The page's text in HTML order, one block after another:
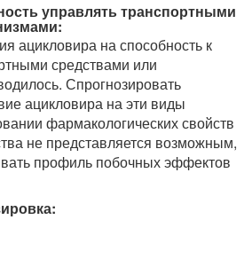
управлять транспортными
ацикловира на способность к
средствами или
Спрогнозировать
ацикловира на эти виды
фармакологических свойств
не представляется возможным,
профиль побочных эффектов